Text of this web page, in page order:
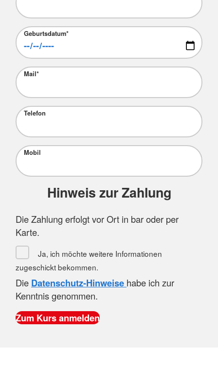
Geburtsdatum*
Mail*
Telefon
Mobil
Hinweis zur Zahlung
Die Zahlung erfolgt vor Ort in bar oder per
Karte.
Ja, ich möchte weitere Informationen
zugeschickt bekommen.
Die Datenschutz-Hinweise habe ich zur
Kenntnis genommen.